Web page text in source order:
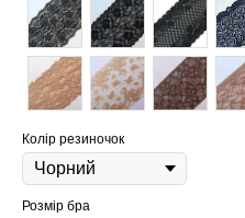
Колір резиночок
Розмір бра